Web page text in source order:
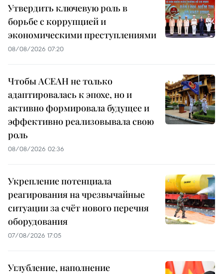
Утвердить ключевую роль в
борьбе с коррупцией и
экономическими преступлениями
08/08/2026 07:20
Чтобы АСЕАН не только
адаптировалась к эпохе, но и
активно формировала будущее и
эффективно реализовывала свою
роль
08/08/2026 02:36
Укрепление потенциала
реагирования на чрезвычайные
ситуации за счёт нового перечня
оборудования
07/08/2026 17:05
Углубление, наполнение